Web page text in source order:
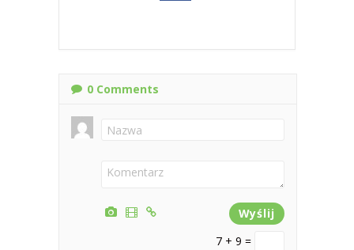
0 Comments
7 + 9 =